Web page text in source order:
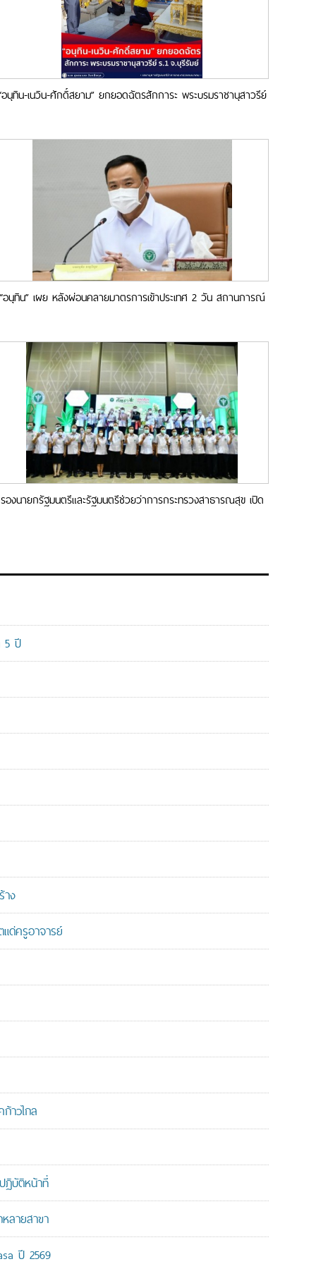
อนุทิน-เนวิน-ศักดิ์สยาม” ยกยอดฉัตรสักการะ พระบรมราชานุสาวรีย์
“อนุทิน” เผย หลังผ่อนคลายมาตรการเข้าประเทศ 2 วัน สถานการณ์
รองนายกรัฐมนตรีและรัฐมนตรีช่วยว่าการกระทรวงสาธารณสุข เปิด
5 ปี
ง
ด่ครูอาจารย์
าวไกล
ฏิบัติหน้าที่
ลายสาขา
ปี 2569